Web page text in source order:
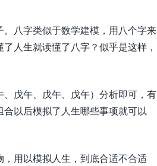
八字类似于数学建模，用八个字来
人生就读懂了八字？似乎是这样，
戊午、戊午、戊午）分析即可，有
以后模拟了人生哪些事项就可以
用以模拟人生，到底合适不合适